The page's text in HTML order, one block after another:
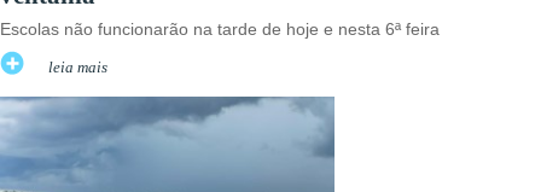
Escolas não funcionarão na tarde de hoje e nesta 6ª feira
leia mais